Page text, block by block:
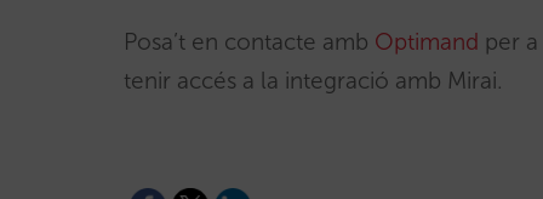
Posa’t en contacte amb Optimand per
tenir accés a la integració amb Mirai.